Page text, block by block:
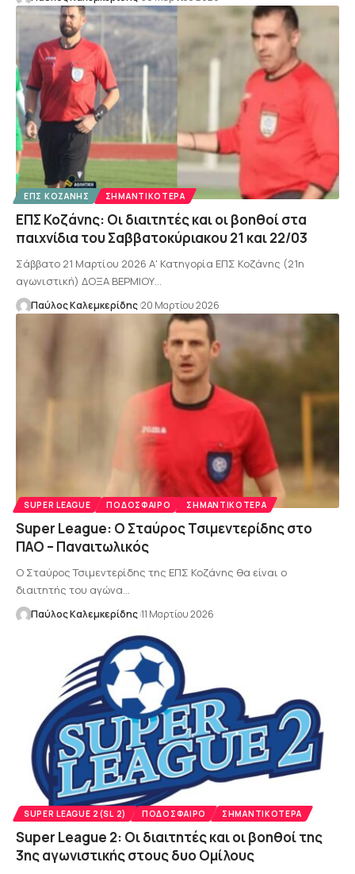
ΕΠΣ ΚΟΖΆΝΗΣ ΣΗΜΑΝΤΙΚΌΤΕΡΑ
ΕΠΣ Κοζάνης: Οι διαιτητές και οι βοηθοί στα
παιχνίδια του Σαββατοκύριακου 21 και 22/03
Σάββατο 21 Μαρτίου 2026 Α' Κατηγορία ΕΠΣ Κοζάνης (21η
αγωνιστική) ΔΟΞΑ ΒΕΡΜΙΟΥ…
Παύλος Καλεμκερίδης 20 Μαρτίου 2026
SUPER LEAGUE ΠΟΔΌΣΦΑΙΡΟ ΣΗΜΑΝΤΙΚΌΤΕΡΑ
Super League: Ο Σταύρος Τσιμεντερίδης στο
ΠΑΟ – Παναιτωλικός
Ο Σταύρος Τσιμεντερίδης της ΕΠΣ Κοζάνης θα είναι ο
διαιτητής του αγώνα…
Παύλος Καλεμκερίδης 11 Μαρτίου 2026
SUPER LEAGUE 2(SL 2) ΠΟΔΌΣΦΑΙΡΟ ΣΗΜΑΝΤΙΚΌΤΕΡΑ
Super League 2: Οι διαιτητές και οι βοηθοί της
3ης αγωνιστικής στους δυο Ομίλους